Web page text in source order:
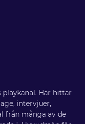
playkanal. Här hittar
intervjuer,
från många av de